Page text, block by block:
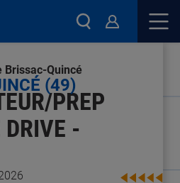
PREP
-
(49)
Brissac-Quincé